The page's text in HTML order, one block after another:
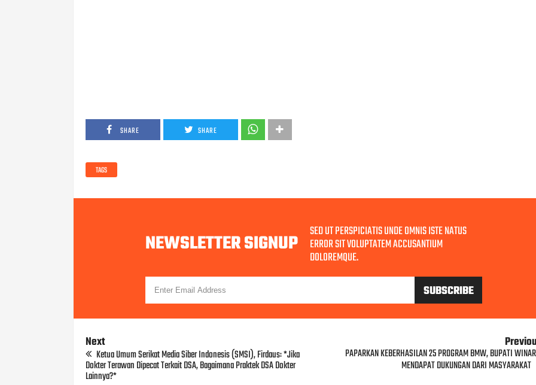
SHARE SHARE
TAGS
NEWSLETTER SIGNUP SED UT PERSPICIATIS UNDE OMNIS ISTE NATUS
ERROR SIT VOLUPTATEM ACCUSANTIUM
DOLOREMQUE.
Next
Ketua Umum Serikat Media Siber Indonesis (SMSI), Firdaus: *Jika
Dokter Terawan Dipecat Terkait DSA, Bagaimana Praktek DSA Dokter
Lainnya?*
PAPARKAN KEBERHASILAN 25 PROGRAM BMW, BUPATI
MENDAPAT DUKUNGAN DARI MASYARAKAT